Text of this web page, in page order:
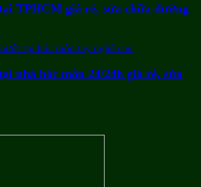
TPHCM giá rẻ, sửa chữa đường
nhà hóc môn 24/24h giá rẻ, sửa